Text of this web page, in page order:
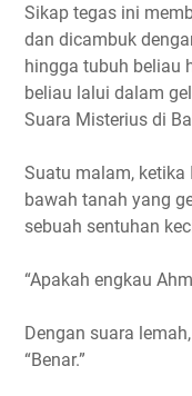
Sikap tegas ini
dan dicambuk
hingga tubuh beliau
beliau lalui dalam
Suara Misterius di
Suatu malam, ketika
bawah tanah yang
sebuah sentuhan
“Apakah engkau
Dengan suara
“Benar.”